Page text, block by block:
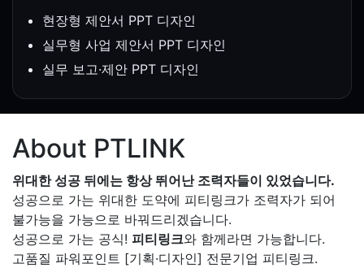
현장형 제안서 PPT 디자인
실무형 사업 제안서 PPT 디자인
실무 보고·제안 PPT 디자인
About PTLINK
위대한 성공 뒤에는 항상 뛰어난 조력자들이 있었습니다.
성공으로 가는 위대한 도약에 피티링크가 조력자가 되어
불가능을 가능으로 바꿔드리겠습니다.
성공으로 가는 공식! 피티링크와 함께라면 가능합니다.
고품질 파워포인트 [기획·디자인] 전문기업 피티링크.